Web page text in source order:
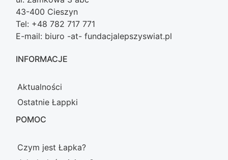
43-400 Cieszyn
Tel: +48 782 717 771
E-mail: biuro -at- fundacjalepszyswiat.pl
INFORMACJE
Aktualności
Ostatnie Łappki
POMOC
Czym jest Łapka?